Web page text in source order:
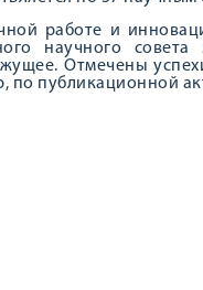
работе и
научного
Отмечены
по публикационной